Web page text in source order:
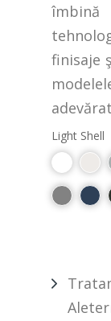
finisaje
Light Shell